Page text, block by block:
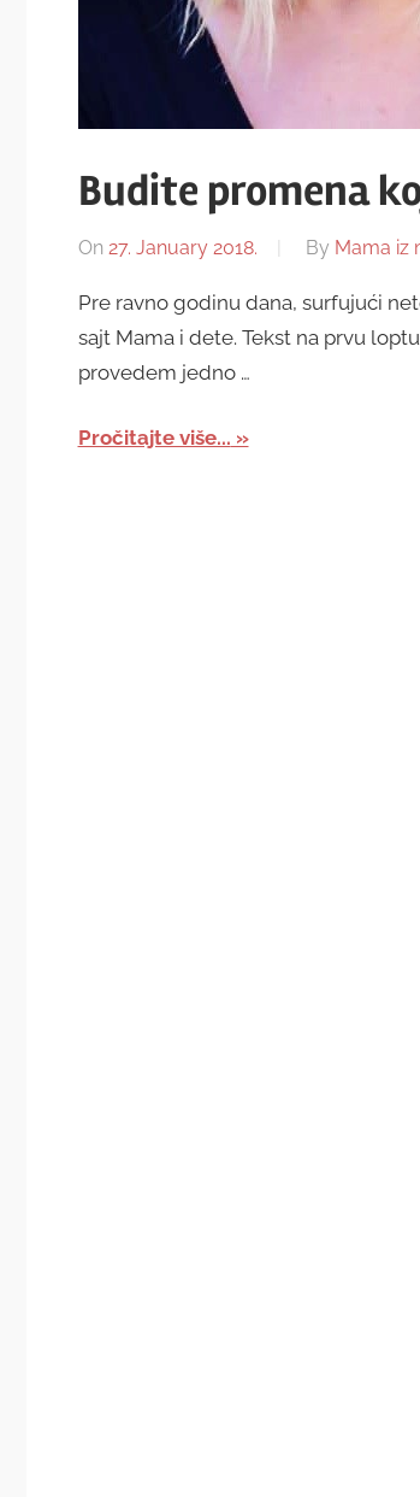
Budite promena
On 27. January 2018. By Mama iz
Pre ravno godinu dana, surfujući
sajt Mama i dete. Tekst na prvu
provedem jedno …
Pročitajte više...